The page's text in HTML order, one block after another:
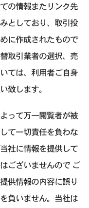
の情報またリンク先
としており、取引投
に作成されたもので
取引業者の選択、売
ては、利用者ご自身
致します。
って万一閲覧者が被
て一切責任を負わな
社に情報を提供して
ございませんので ご
供情報の内容に誤り
負いません。当社は